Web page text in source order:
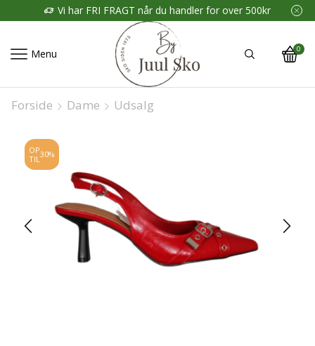
Vi har FRI FRAGT når du handler for over 500kr
Menu 0
Forside Dame Udsalg
OP
TIL 30%